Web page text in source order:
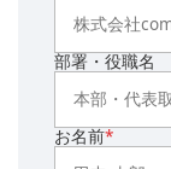
部署・役職名
お名前*